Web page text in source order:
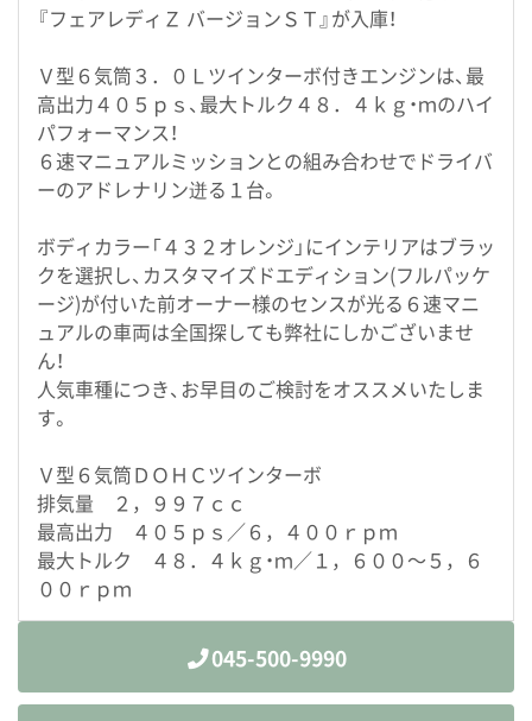
『フェアレディＺ バージョンＳＴ』が入庫！
Ｖ型６気筒３．０Ｌツインターボ付きエンジンは、最
高出力４０５ｐｓ、最大トルク４８．４ｋｇ・ｍのハイ
パフォーマンス！
６速マニュアルミッションとの組み合わせでドライバ
ーのアドレナリン迸る１台。
ボディカラー「４３２オレンジ」にインテリアはブラッ
クを選択し、カスタマイズドエディション(フルパッケ
ージ)が付いた前オーナー様のセンスが光る６速マニ
ュアルの車両は全国探しても弊社にしかございませ
ん！
人気車種につき、お早目のご検討をオススメいたしま
す。
Ｖ型６気筒ＤＯＨＣツインターボ
排気量 ２，９９７ｃｃ
最高出力 ４０５ｐｓ／６，４００ｒｐｍ
最大トルク ４８．４ｋｇ・ｍ／１，６００～５，６
００ｒｐｍ
045-500-9990